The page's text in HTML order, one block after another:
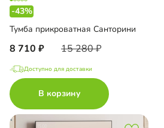
-43%
Тумба прикроватная Санторини
8 710 15 280
Доступно для доставки
В корзину